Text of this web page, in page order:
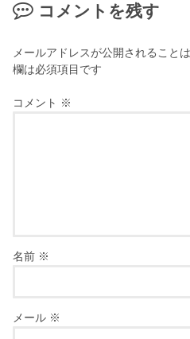
コメントを残す
メールアドレスが公開されること
欄は必須項目です
コメント ※
名前 ※
メール ※